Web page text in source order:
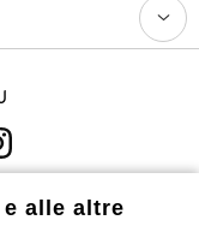
alle altre